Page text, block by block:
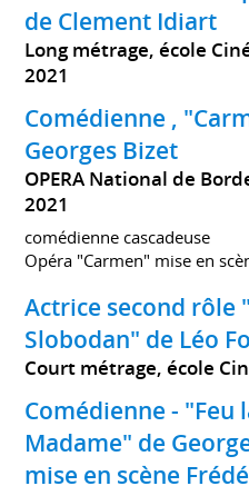
de Clement Idiart
Long métrage, école
2021
Comédienne ,
Georges Bizet
OPERA National de
2021
comédienne cascadeuse
Opéra "Carmen" mise en
Actrice second
Slobodan" de Léo
Court métrage, école
Comédienne - "Feu
Madame" de
mise en scène